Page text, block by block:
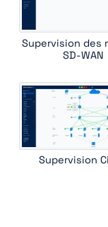
mib ii interface
riverbed wan
Supervision des
SD-WAN
Supervision